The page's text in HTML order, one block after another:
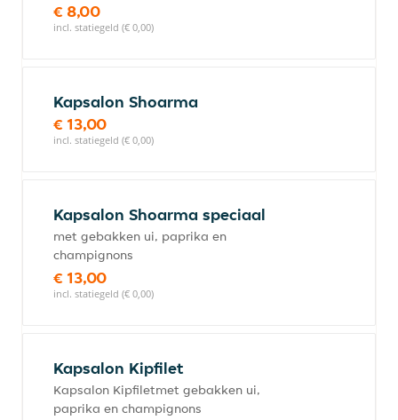
€ 8,00
incl. statiegeld (€ 0,00)
Kapsalon Shoarma
€ 13,00
incl. statiegeld (€ 0,00)
Kapsalon Shoarma speciaal
met gebakken ui, paprika en
champignons
€ 13,00
incl. statiegeld (€ 0,00)
Kapsalon Kipfilet
Kapsalon Kipfiletmet gebakken ui,
paprika en champignons